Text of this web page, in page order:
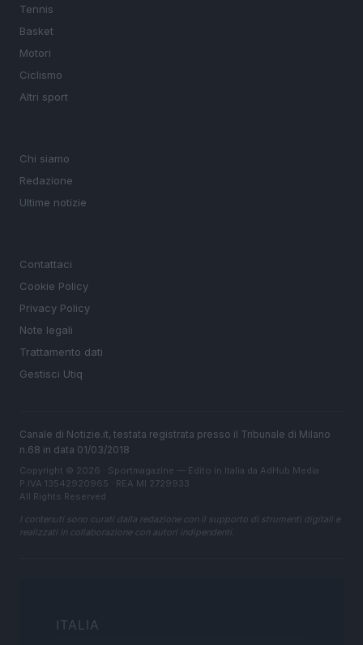
Tennis
Basket
Motori
Ciclismo
Altri sport
Chi siamo
Redazione
Ultime notizie
Contattaci
Cookie Policy
Privacy Policy
Note legali
Trattamento dati
Gestisci Utiq
Canale di Notizie.it, testata registrata presso il Tribunale di Milano
n.68 in data 01/03/2018
Copyright © 2026 · Sportmagazine — Edito in Italia da AdHub Media
P.IVA 13542920965 · REA MI 2729933
All Rights Reserved
I contenuti sono curati dalla redazione con il supporto di strumenti digitali e
realizzati in collaborazione con autori indipendenti.
ITALIA